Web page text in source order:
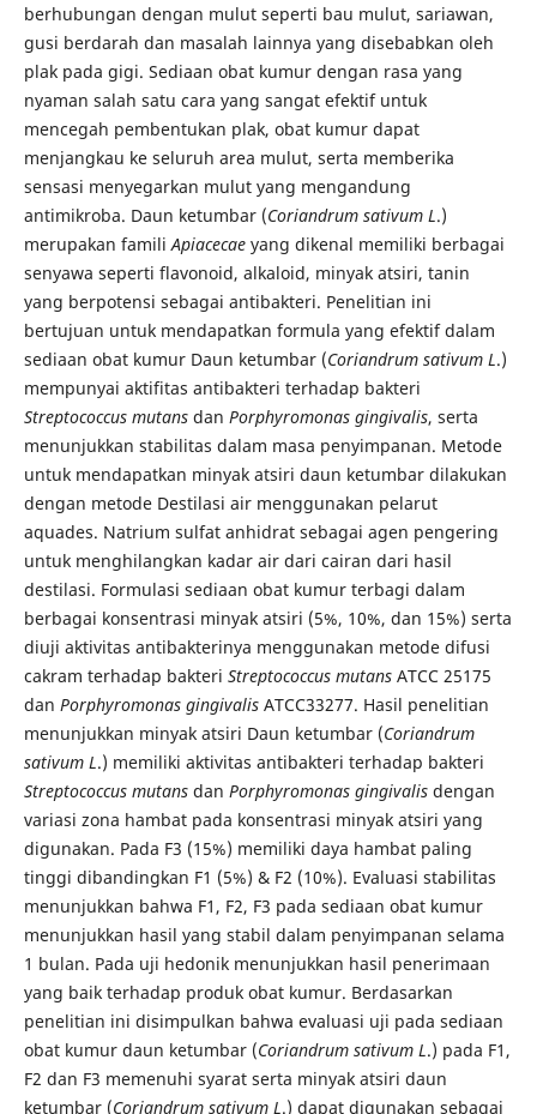
berhubungan dengan mulut seperti bau mulut, sariawan,
gusi berdarah dan masalah lainnya yang disebabkan oleh
plak pada gigi. Sediaan obat kumur dengan rasa yang
nyaman salah satu cara yang sangat efektif untuk
mencegah pembentukan plak, obat kumur dapat
menjangkau ke seluruh area mulut, serta memberika
sensasi menyegarkan mulut yang mengandung
antimikroba. Daun ketumbar (Coriandrum sativum L.)
merupakan familiApiacecae yang dikenal memiliki berbagai
senyawa seperti flavonoid, alkaloid, minyak atsiri, tanin
yang berpotensi sebagai antibakteri. Penelitian ini
bertujuan untuk mendapatkan formula yang efektif dalam
sediaan obat kumur Daun ketumbar (Coriandrum sativum L.)
mempunyai aktifitas antibakteri terhadap bakteri
Streptococcus mutans dan Porphyromonas gingivalis, serta
menunjukkan stabilitas dalam masa penyimpanan. Metode
untuk mendapatkan minyak atsiri daun ketumbar dilakukan
dengan metode Destilasi air menggunakan pelarut
aquades. Natrium sulfat anhidrat sebagai agen pengering
untuk menghilangkan kadar air dari cairan dari hasil
destilasi. Formulasi sediaan obat kumur terbagi dalam
berbagai konsentrasi minyak atsiri (5%, 10%, dan 15%) serta
diuji aktivitas antibakterinya menggunakan metode difusi
cakram terhadap bakteri Streptococcus mutans ATCC 25175
dan Porphyromonas gingivalis ATCC33277. Hasil penelitian
menunjukkan minyak atsiri Daun ketumbar (Coriandrum
sativum L.) memiliki aktivitas antibakteri terhadap bakteri
Streptococcus mutans dan Porphyromonas gingivalis dengan
variasi zona hambat pada konsentrasi minyak atsiri yang
digunakan. Pada F3 (15%) memiliki daya hambat paling
tinggi dibandingkan F1 (5%) & F2 (10%). Evaluasi stabilitas
menunjukkan bahwa F1, F2, F3 pada sediaan obat kumur
menunjukkan hasil yang stabil dalam penyimpanan selama
1 bulan. Pada uji hedonik menunjukkan hasil penerimaan
yang baik terhadap produk obat kumur. Berdasarkan
penelitian ini disimpulkan bahwa evaluasi uji pada sediaan
obat kumur daun ketumbar (Coriandrum sativum L.) pada F1,
F2 dan F3 memenuhi syarat serta minyak atsiri daun
ketumbar (Coriandrum sativum L.) dapat digunakan sebagai